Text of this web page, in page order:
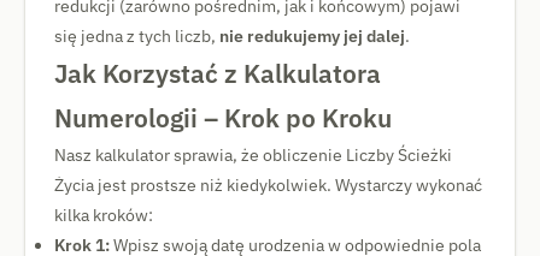
redukcji (zarówno pośrednim, jak i końcowym) pojawi
się jedna z tych liczb, nie redukujemy jej dalej.
Jak Korzystać z Kalkulatora
Numerologii – Krok po Kroku
Nasz kalkulator sprawia, że obliczenie Liczby Ścieżki
Życia jest prostsze niż kiedykolwiek. Wystarczy wykonać
kilka kroków:
Krok 1:Wpisz swoją datę urodzenia w odpowiednie pola